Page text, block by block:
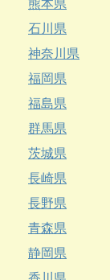
熊本県
石川県
神奈川県
福岡県
福島県
群馬県
茨城県
長崎県
長野県
青森県
静岡県